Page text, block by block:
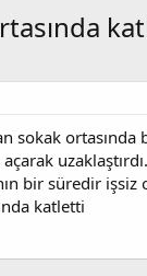
sokak
bir süredir
katletti